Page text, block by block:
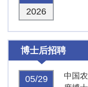
2026
博士后招聘
05/29
中国